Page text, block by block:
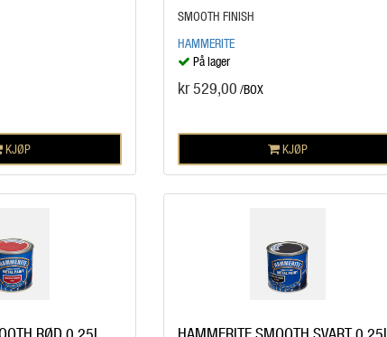
KJØP
SMOOTH FINISH
HAMMERITE
På lager
kr 529,00 /BOX
KJØP